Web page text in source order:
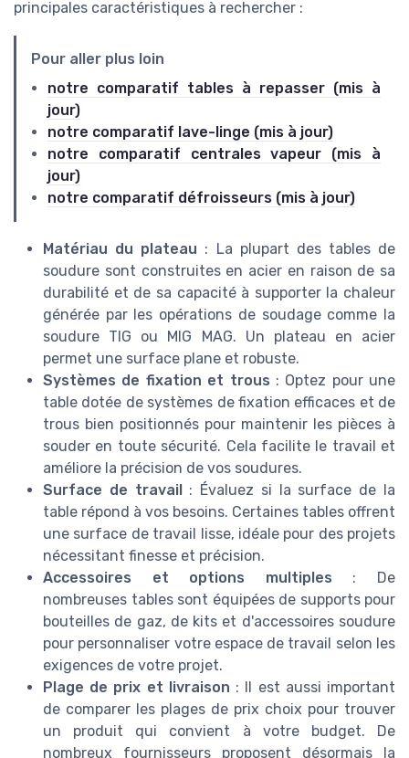
principales caractéristiques à rechercher :
Pour aller plus loin
notre comparatif tables à repasser (mis à
jour)
notre comparatif lave-linge (mis à jour)
notre comparatif centrales vapeur (mis à
jour)
notre comparatif défroisseurs (mis à jour)
Matériau du plateau : La plupart des tables de
soudure sont construites en acier en raison de sa
durabilité et de sa capacité à supporter la chaleur
générée par les opérations de soudage comme la
soudure TIG ou MIG MAG. Un plateau en acier
permet une surface plane et robuste.
Systèmes de fixation et trous : Optez pour une
table dotée de systèmes de fixation efficaces et de
trous bien positionnés pour maintenir les pièces à
souder en toute sécurité. Cela facilite le travail et
améliore la précision de vos soudures.
Surface de travail: Évaluez si la surface de la
table répond à vos besoins. Certaines tables offrent
une surface de travail lisse, idéale pour des projets
nécessitant finesse et précision.
Accessoires et options multiples : De
nombreuses tables sont équipées de supports pour
bouteilles de gaz, de kits et d'accessoires soudure
pour personnaliser votre espace de travail selon les
exigences de votre projet.
Plage de prix et livraison : Il est aussi important
de comparer les plages de prix choix pour trouver
un produit qui convient à votre budget. De
nombreux fournisseurs proposent désormais la